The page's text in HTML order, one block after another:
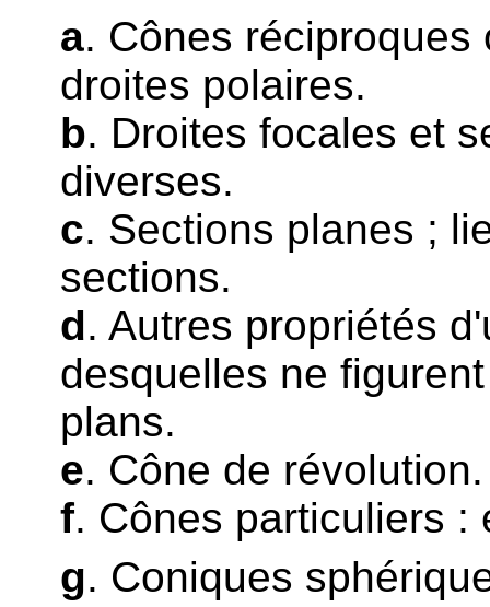
a. Cônes
droites polaires.
b. Droites focales et
diverses.
c. Sections planes ;
sections.
d. Autres propriétés
desquelles ne
plans.
e. Cône de
f. Cônes particuliers :
g. Coniques